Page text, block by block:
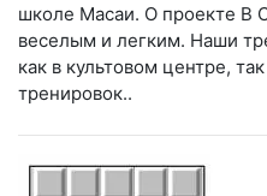
школе Масаи. О проекте В
веселым и легким. Наши
как в культовом центре,
тренировок..